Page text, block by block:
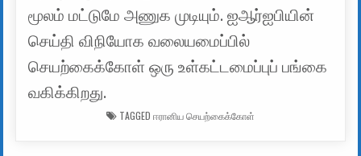
மூலம் மட்டுமே அணுக முடியும். ஐஆர்ஐபியின்
செய்தி விநியோக வலையமைப்பில்
செயற்கைக்கோள் ஒரு உள்கட்டமைப்புப் பங்கை
வகிக்கிறது.
TAGGED ஈரானிய செயற்கைக்கோள்